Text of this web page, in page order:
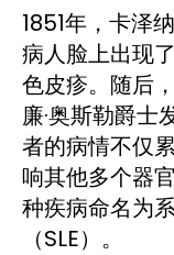
1851年，卡泽
病人脸上出现
色皮疹。随后
廉·奥斯勒爵士
者的病情不仅
响其他多个器
种疾病命名为
（SLE）。